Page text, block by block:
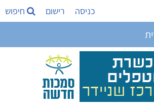
כניסה רישום חיפוש